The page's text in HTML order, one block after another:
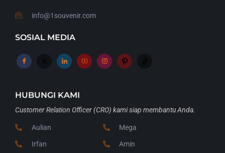
info@1souvenir.com
SOSIAL MEDIA
HUBUNGI KAMI
Customer Relation Officer (CRO) kami siap membantu Anda.
Aulian
Irfan
Mega
Amin